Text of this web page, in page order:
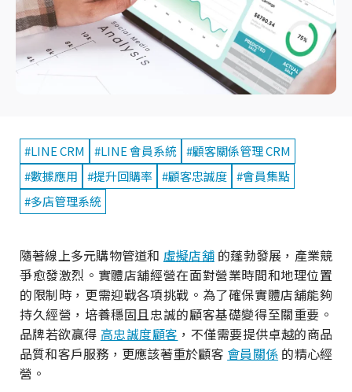
#LINE CRM #LINE 會員系統 #顧客關係管理 CRM
#數據應用
#提升回購率 #顧客忠誠度 #會員集點
#多店管理系統
隨著線上多元購物管道和 虛擬店舖的蓬勃發展，產業競
爭愈發激烈。實體店舖經營在面對營業時間和地理位置
的限制時，更需迎戰各項挑戰。為了確保實體店舖能夠
持久經營，培養穩固且忠誠的顧客基礎變得至關重要。
品牌若欲贏得 高忠誠度顧客 ，不僅需要提供卓越的商品
品質和客戶服務，更應該著重於顧客 會員關係 的精心經
營。